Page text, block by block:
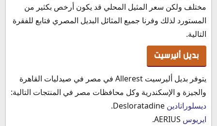
مختلف ولكن سعر المثيل المحلي قد يكون أرخص بكثير من
المستورد لذلك وفرنا جميع المثائل البديل المصري فتابع للفقرة
التالية.
بديل أليرسيت
يتوفر بديل أليرسيت Allerest في مصر في صيدليات القاهرة
والجيزة و الإسكندرية وكل محافظات مصر في المنتجات التالية:
ديسلوراتادين
ايريوس